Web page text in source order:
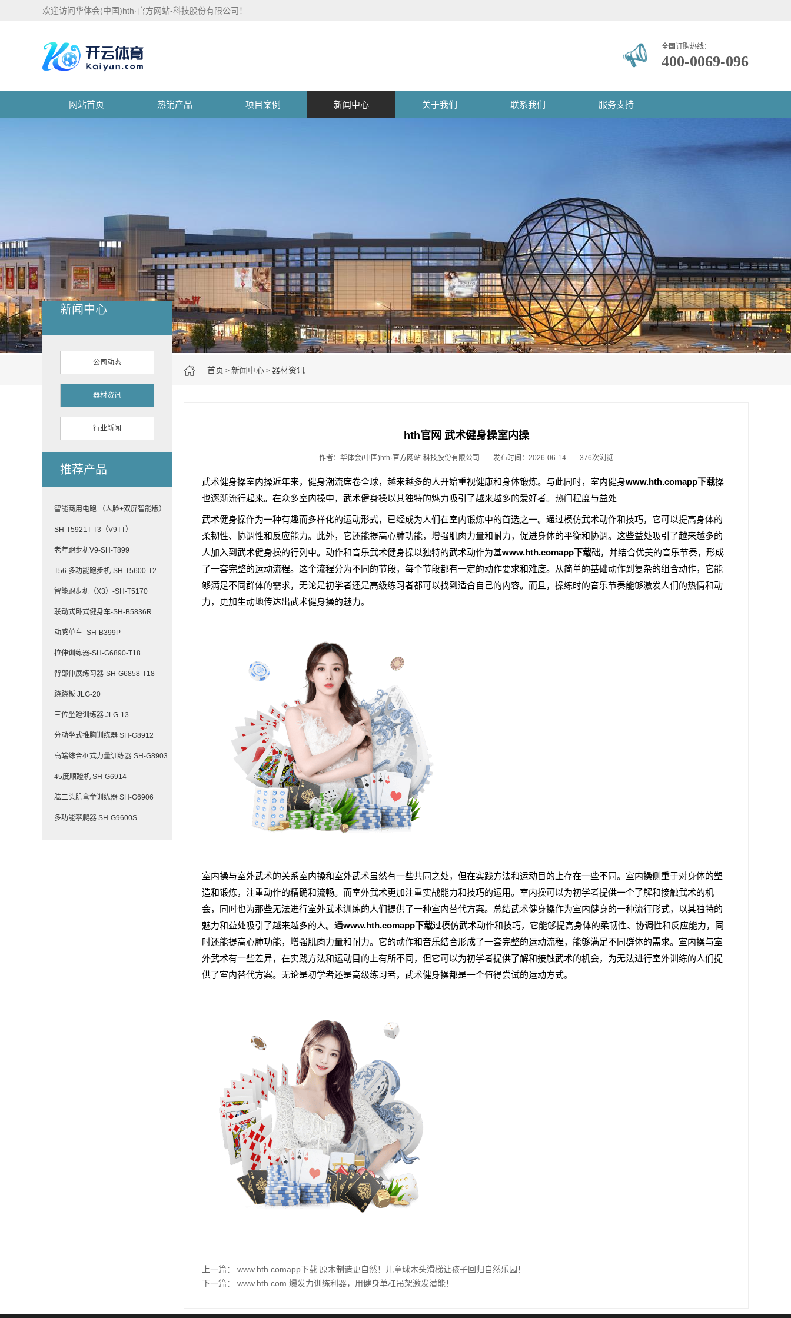
欢迎访问华体会(中国)hth·官方网站-科技股份有限公司！
全国订购热线：
400-0069-096
网站首页 热销产品 项目案例 新闻中心 关于我们 联系我们 服务支持
首页 > 新闻中心 > 器材资讯
新闻中心
公司动态
器材资讯
行业新闻
推荐产品
智能商用电跑 （人脸+双屏智能版）
SH-T5921T-T3（V9TT）
老年跑步机V9-SH-T899
T56 多功能跑步机-SH-T5600-T2
智能跑步机（X3）-SH-T5170
联动式卧式健身车-SH-B5836R
动感单车- SH-B399P
拉伸训练器-SH-G6890-T18
背部伸展练习器-SH-G6858-T18
跷跷板 JLG-20
三位坐蹬训练器 JLG-13
分动坐式推胸训练器 SH-G8912
高端综合框式力量训练器 SH-G8903
45度顺蹬机 SH-G6914
肱二头肌弯举训练器 SH-G6906
多功能攀爬器 SH-G9600S
hth官网 武术健身操室内操
作者：华体会(中国)hth·官方网站-科技股份有限公司 发布时间：2026-06-14 376次浏览
武术健身操室内操近年来，健身潮流席卷全球，越来越多的人开始重视健康和身体锻炼。与此同时，室内健身www.hth.comapp下载操
也逐渐流行起来。在众多室内操中，武术健身操以其独特的魅力吸引了越来越多的爱好者。热门程度与益处
武术健身操作为一种有趣而多样化的运动形式，已经成为人们在室内锻炼中的首选之一。通过模仿武术动作和技巧，它可以提高身体的
柔韧性、协调性和反应能力。此外，它还能提高心肺功能，增强肌肉力量和耐力，促进身体的平衡和协调。这些益处吸引了越来越多的
人加入到武术健身操的行列中。动作和音乐武术健身操以独特的武术动作为基www.hth.comapp下载础，并结合优美的音乐节奏，形成
了一套完整的运动流程。这个流程分为不同的节段，每个节段都有一定的动作要求和难度。从简单的基础动作到复杂的组合动作，它能
够满足不同群体的需求，无论是初学者还是高级练习者都可以找到适合自己的内容。而且，操练时的音乐节奏能够激发人们的热情和动
力，更加生动地传达出武术健身操的魅力。
室内操与室外武术的关系室内操和室外武术虽然有一些共同之处，但在实践方法和运动目的上存在一些不同。室内操侧重于对身体的塑
造和锻炼，注重动作的精确和流畅。而室外武术更加注重实战能力和技巧的运用。室内操可以为初学者提供一个了解和接触武术的机
会，同时也为那些无法进行室外武术训练的人们提供了一种室内替代方案。总结武术健身操作为室内健身的一种流行形式，以其独特的
魅力和益处吸引了越来越多的人。通www.hth.comapp下载过模仿武术动作和技巧，它能够提高身体的柔韧性、协调性和反应能力，同
时还能提高心肺功能，增强肌肉力量和耐力。它的动作和音乐结合形成了一套完整的运动流程，能够满足不同群体的需求。室内操与室
外武术有一些差异，在实践方法和运动目的上有所不同，但它可以为初学者提供了解和接触武术的机会，为无法进行室外训练的人们提
供了室内替代方案。无论是初学者还是高级练习者，武术健身操都是一个值得尝试的运动方式。
上一篇： www.hth.comapp下载 原木制造更自然！儿童球木头滑梯让孩子回归自然乐园！
下一篇： www.hth.com 爆发力训练利器，用健身单杠吊架激发潜能！